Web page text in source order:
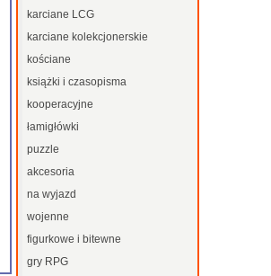
karciane LCG
karciane kolekcjonerskie
kościane
książki i czasopisma
kooperacyjne
łamigłówki
puzzle
akcesoria
na wyjazd
wojenne
figurkowe i bitewne
gry RPG